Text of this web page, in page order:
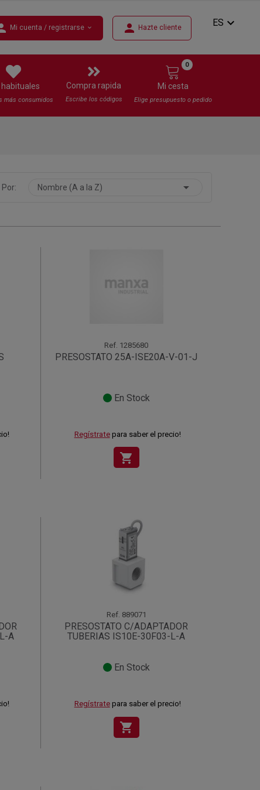
Mi cuenta / registrarse expand_more person Hazte cliente ES expand_more
habituales
más consumidos
Compra rapida
Escribe los códigos
Mi cesta
0
Elige presupuesto o pedido
Nombre (A a la Z) 
Ref. 1285680
PRESOSTATO 25A-ISE20A-V-01-J
En Stock
Regístratepara saber el precio!
shopping_cart
A
Ref. 889071
PRESOSTATO C/ADAPTADOR
TUBERIAS IS10E-30F03-L-A
En Stock
Regístratepara saber el precio!
shopping_cart